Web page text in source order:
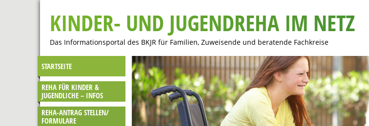
KINDER- UND JUGENDREHA IM NETZ
Das Informationsportal des BKJR für Familien, Zuweisende und beratende Fachkreise
STARTSEITE
REHA FÜR KINDER &
JUGENDLICHE – INFOS
REHA-ANTRAG STELLEN/
FORMULARE